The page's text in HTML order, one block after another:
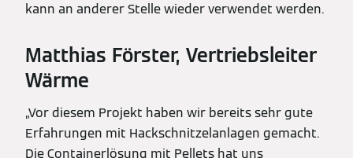
kann an anderer Stelle wieder verwendet werden.
Matthias Förster, Vertriebsleiter
Wärme
„Vor diesem Projekt haben wir bereits sehr gute
Erfahrungen mit Hackschnitzelanlagen gemacht.
Die Containerlösung mit Pellets hat uns